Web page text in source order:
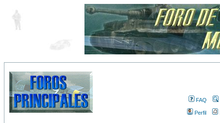
FAQ
Perfil